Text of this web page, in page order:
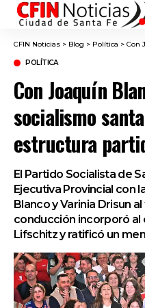
CFIN Noticias > Blog > Política > Con
POLÍTICA
Con Joaquín
socialismo
estructura
El Partido Socialista de
Ejecutiva Provincial con
Blanco y Varinia Drisun
conducción incorporó al
Lifschitz y ratificó un